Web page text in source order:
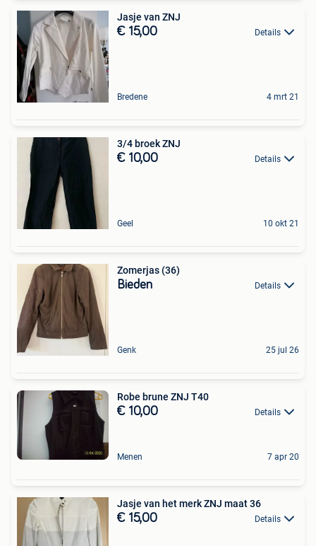
Jasje van ZNJ
€ 15,00 Details
Bredene 4 mrt 21
3/4 broek ZNJ
€ 10,00 Details
Geel 10 okt 21
Zomerjas (36)
Bieden Details
Genk 25 jul 26
Robe brune ZNJ T40
€ 10,00 Details
Menen 7 apr 20
Jasje van het merk ZNJ maat 36
€ 15,00 Details